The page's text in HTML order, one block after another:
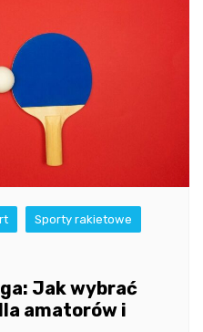
Sporty rakietowe
Jak wybrać
amatorów i